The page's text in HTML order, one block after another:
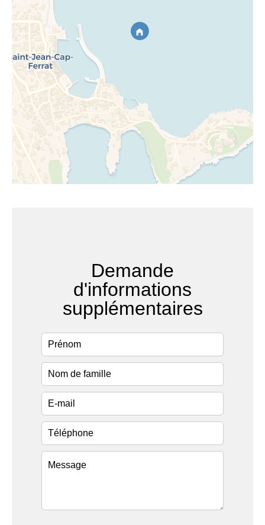
Demande
d'informations
supplémentaires